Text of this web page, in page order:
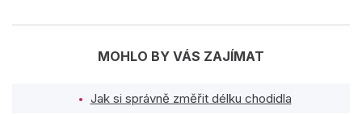
MOHLO BY VÁS ZAJÍMAT
Jak si správně změřit délku chodidla